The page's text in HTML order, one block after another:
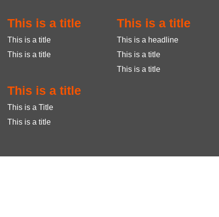
This is a title
This is a title
This is a title
This is a title
This is a headline
This is a title
This is a title
This is a title
This is a Title
This is a title